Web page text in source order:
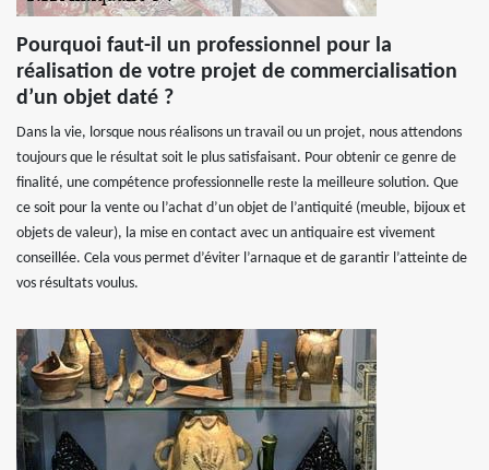
Pourquoi faut-il un professionnel pour la
réalisation de votre projet de commercialisation
d’un objet daté ?
Dans la vie, lorsque nous réalisons un travail ou un projet, nous attendons
toujours que le résultat soit le plus satisfaisant. Pour obtenir ce genre de
finalité, une compétence professionnelle reste la meilleure solution. Que
ce soit pour la vente ou l’achat d’un objet de l’antiquité (meuble, bijoux et
objets de valeur), la mise en contact avec un antiquaire est vivement
conseillée. Cela vous permet d’éviter l’arnaque et de garantir l’atteinte de
vos résultats voulus.